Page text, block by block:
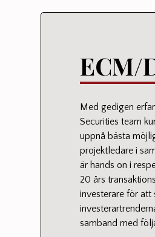
ECM/
Med gedigen
Securities team
uppnå bästa
projektledare i
är hands on i
20 års
investerare för att
samband med